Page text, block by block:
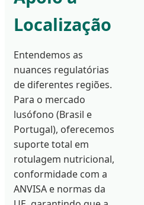
Localização
Entendemos as
nuances regulatórias
de diferentes regiões.
Para o mercado
lusófono (Brasil e
Portugal), oferecemos
suporte total em
rotulagem nutricional,
conformidade com a
ANVISA e normas da